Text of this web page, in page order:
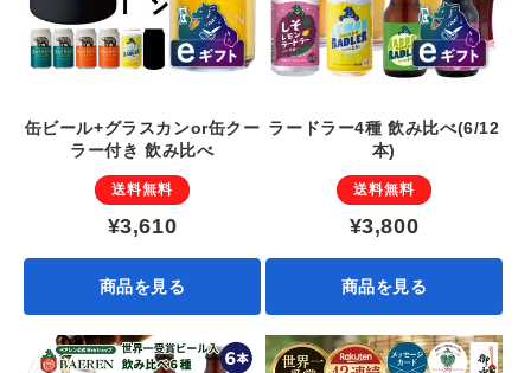
缶ビール+グラスカンor缶クー
ラー付き 飲み比べ
送料無料
¥3,610
商品を見る
ラードラー4種 飲み比べ(6/12
本)
送料無料
¥3,800
商品を見る